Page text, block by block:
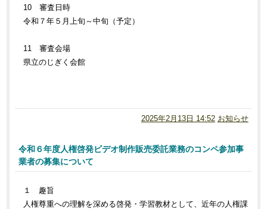
10 審査日時
令和７年５月上旬～中旬（予定）
11 審査会場
県立のじぎく会館
2025年2月13日 14:52 お知らせ
令和６年度人権啓発ビデオ制作販売委託業務のコンペ参加事
業者の募集について
１ 趣旨
人権尊重への理解を深める啓発・学習教材として、近年の人権課